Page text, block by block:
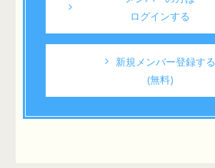
ログインする
新規メンバー登録する
(無料)